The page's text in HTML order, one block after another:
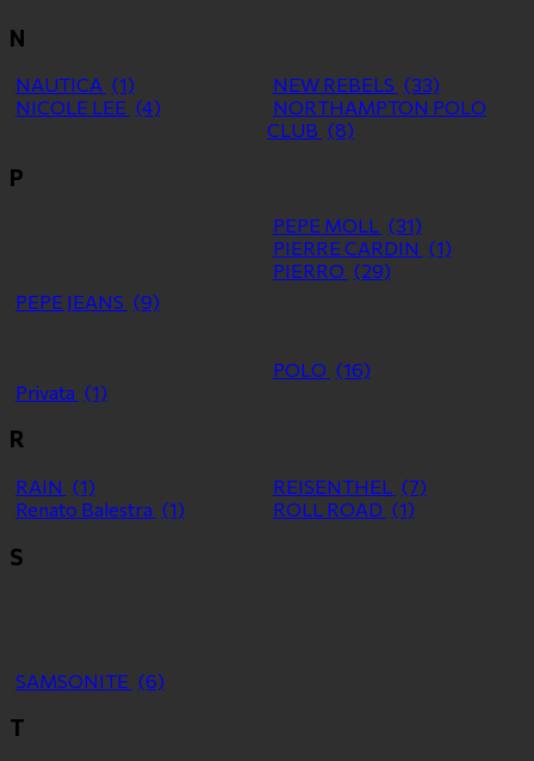
N
NAUTICA (1) NEW REBELS (33)
NICOLE LEE (4)
NORTHAMPTON POLO
CLUB (8)
P
PEPE JEANS (9)
PEPE MOLL
(31)
PIERRE CARDIN (1)
PIERRO (29)
POLO (16)
Privata (1)
R
RAIN (1) REISENTHEL (7)
Renato Balestra (1) ROLL ROAD (1)
S
SAMSONITE (6)
T